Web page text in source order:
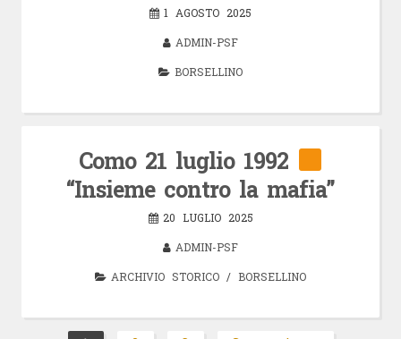
1 AGOSTO 2025
ADMIN-PSF
BORSELLINO
Como 21 luglio 1992
“Insieme contro la mafia”
20 LUGLIO 2025
ADMIN-PSF
ARCHIVIO STORICO / BORSELLINO